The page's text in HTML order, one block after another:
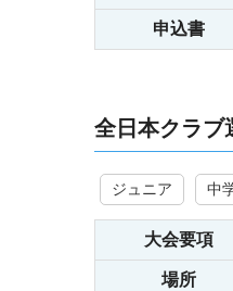
申込書
全日本クラブ
ジュニア 中
大会要項
場所